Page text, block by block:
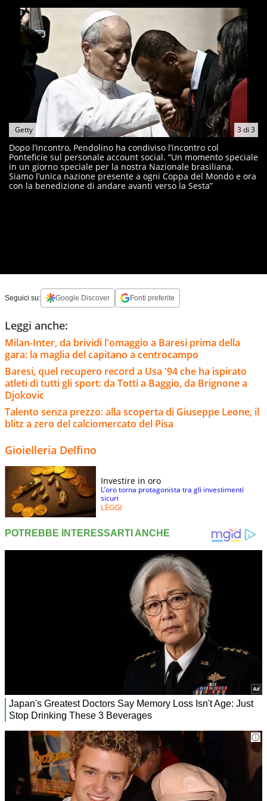
3di 3
Getty
Dopo l’incontro, Pendolino ha condiviso l’incontro col
Ponteficie sul personale account social. “Un momento speciale
in un giorno speciale per la nostra Nazionale brasiliana.
Siamo l’unica nazione presente a ogni Coppa del Mondo e ora
con la benedizione di andare avanti verso la Sesta”
Seguici su: Google Discover Fonti preferite
Leggi anche:
Milan-Inter, da brividi l'omaggio a Baresi prima della
gara: la maglia del capitano a centrocampo
Baresi, quel recupero record a Usa '94 che ha ispirato
atleti di tutti gli sport: da Totti a Baggio, da Brignone a
Djokovic
Talento senza prezzo: alla scoperta di Giuseppe Leone, il
blitz a zero del calciomercato del Pisa
Gioielleria Delfino
Investire in oro
L’oro torna protagonista tra gli investimenti
sicuri
LEGGI